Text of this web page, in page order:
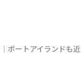
ートアイランドも